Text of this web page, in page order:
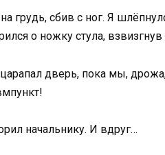
грудь, сбив с ног. Я
о ножку стула, взвизгнув
дверь, пока мы,
начальнику. И вдруг…